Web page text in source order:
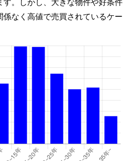
なく高値で売買されているケー